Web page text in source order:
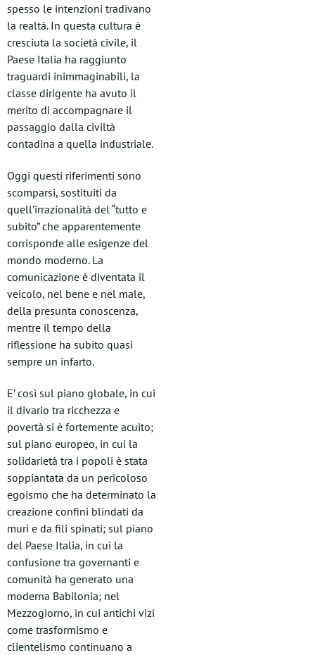
spesso le intenzioni tradivano
la realtà. In questa cultura è
cresciuta la società civile, il
Paese Italia ha raggiunto
traguardi inimmaginabili, la
classe dirigente ha avuto il
merito di accompagnare il
passaggio dalla civiltà
contadina a quella industriale.
Oggi questi riferimenti sono
scomparsi, sostituiti da
quell’irrazionalità del “tutto e
subito” che apparentemente
corrisponde alle esigenze del
mondo moderno. La
comunicazione è diventata il
veicolo, nel bene e nel male,
della presunta conoscenza,
mentre il tempo della
riflessione ha subito quasi
sempre un infarto.
E’ così sul piano globale, in cui
il divario tra ricchezza e
povertà si è fortemente acuito;
sul piano europeo, in cui la
solidarietà tra i popoli è stata
soppiantata da un pericoloso
egoismo che ha determinato la
creazione confini blindati da
muri e da fili spinati; sul piano
del Paese Italia, in cui la
confusione tra governanti e
comunità ha generato una
moderna Babilonia; nel
Mezzogiorno, in cui antichi vizi
come trasformismo e
clientelismo continuano a